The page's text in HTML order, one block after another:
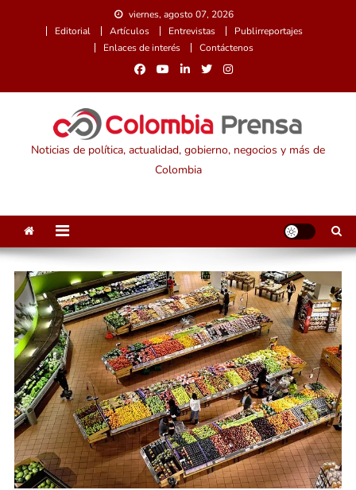
viernes, agosto 07, 2026
Editorial
Artículos Entrevistas
Publirreportajes
Enlaces de interés
Contáctenos
Noticias de política, actualidad, gobierno, negocios y más de
Colombia